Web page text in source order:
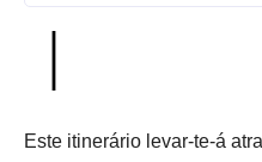
Este itinerário levar-te-á